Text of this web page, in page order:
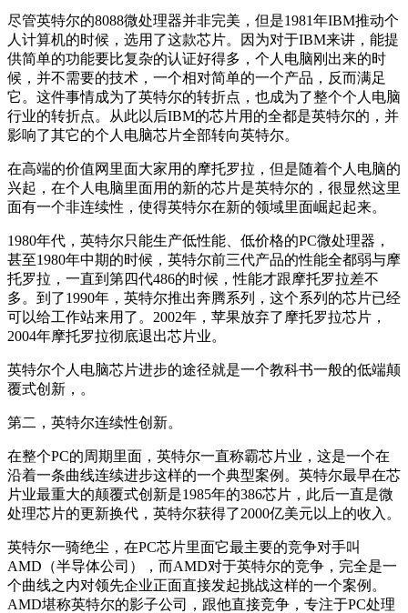
尽管英特尔的8088微处理器并非完美，但是1981年IBM推动个
人计算机的时候，选用了这款芯片。因为对于IBM来讲，能提
供简单的功能要比复杂的认证好得多，个人电脑刚出来的时
候，并不需要的技术，一个相对简单的一个产品，反而满足
它。这件事情成为了英特尔的转折点，也成为了整个个人电脑
行业的转折点。从此以后IBM的芯片用的全都是英特尔的，并
影响了其它的个人电脑芯片全部转向英特尔。
在高端的价值网里面大家用的摩托罗拉，但是随着个人电脑的
兴起，在个人电脑里面用的新的芯片是英特尔的，很显然这里
面有一个非连续性，使得英特尔在新的领域里面崛起起来。
1980年代，英特尔只能生产低性能、低价格的PC微处理器，
甚至1980年中期的时候，英特尔前三代产品的性能全都弱与摩
托罗拉，一直到第四代486的时候，性能才跟摩托罗拉差不
多。到了1990年，英特尔推出奔腾系列，这个系列的芯片已经
可以给工作站来用了。2002年，苹果放弃了摩托罗拉芯片，
2004年摩托罗拉彻底退出芯片业。
英特尔个人电脑芯片进步的途径就是一个教科书一般的低端颠
覆式创新，。
第二，英特尔连续性创新。
在整个PC的周期里面，英特尔一直称霸芯片业，这是一个在
沿着一条曲线连续进步这样的一个典型案例。英特尔最早在芯
片业最重大的颠覆式创新是1985年的386芯片，此后一直是微
处理芯片的更新换代，英特尔获得了2000亿美元以上的收入。
英特尔一骑绝尘，在PC芯片里面它最主要的竞争对手叫
AMD（半导体公司），而AMD对于英特尔的竞争，完全是一
个曲线之内对领先企业正面直接发起挑战这样的一个案例。
AMD堪称英特尔的影子公司，跟他直接竞争，专注于PC处理